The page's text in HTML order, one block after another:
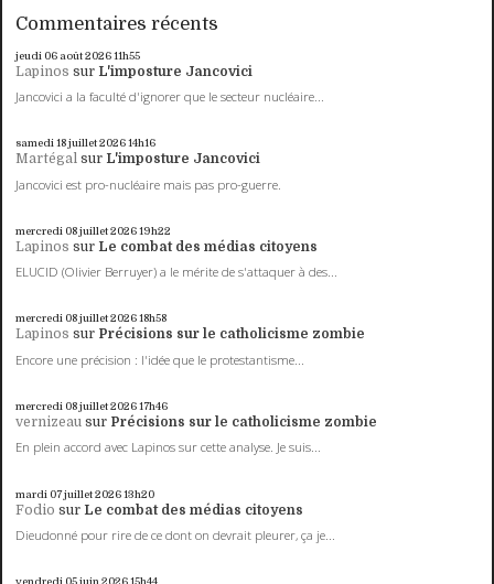
Commentaires récents
jeudi 06 août 202611h55
Lapinos sur L'imposture Jancovici
Jancovici a la faculté d'ignorer que le secteur nucléaire...
samedi 18juillet 202614h16
Martégal sur L'imposture Jancovici
Jancovici est pro-nucléaire mais pas pro-guerre.
mercredi 08juillet 202619h22
Lapinos sur Le combat des médias citoyens
ELUCID (Olivier Berruyer) a le mérite de s'attaquer à des...
mercredi 08juillet 202618h58
Lapinos sur Précisions sur le catholicisme zombie
Encore une précision : l'idée que le protestantisme...
mercredi 08juillet 202617h46
vernizeau sur Précisions sur le catholicisme zombie
En plein accord avec Lapinos sur cette analyse. Je suis...
mardi 07juillet 202613h20
Fodio sur Le combat des médias citoyens
Dieudonné pour rire de ce dont on devrait pleurer, ça je...
vendredi 05juin 202615h44